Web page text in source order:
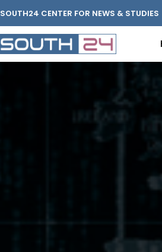
SOUTH24 CENTER FOR NEWS & STUDIES